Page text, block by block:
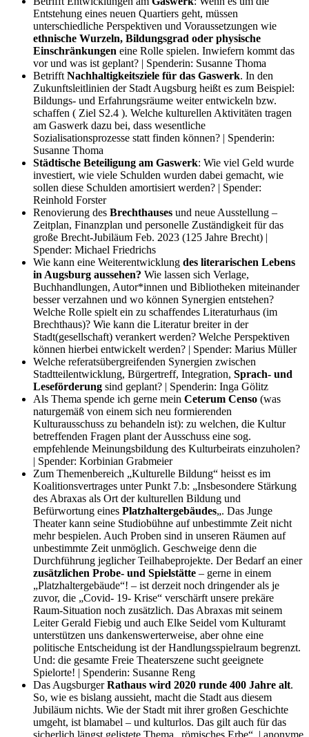
Entstehung eines neuen Quartiers geht, müssen
unterschiedliche Perspektiven und Voraussetzungen wie
ethnische Wurzeln, Bildungsgrad oder physische
Einschränkungen eine Rolle spielen. Inwiefern kommt das
vor und was ist geplant? | Spenderin: Susanne Thoma
Betrifft Nachhaltigkeitsziele für das Gaswerk. In den
Zukunftsleitlinien der Stadt Augsburg heißt es zum Beispiel:
Bildungs- und Erfahrungsräume weiter entwickeln bzw.
schaffen ( Ziel S2.4 ). Welche kulturellen Aktivitäten tragen
am Gaswerk dazu bei, dass wesentliche
Sozialisationsprozesse statt finden können? | Spenderin:
Susanne Thoma
Städtische Beteiligung am Gaswerk: Wie viel Geld wurde
investiert, wie viele Schulden wurden dabei gemacht, wie
sollen diese Schulden amortisiert werden? | Spender:
Reinhold Forster
Renovierung des Brechthauses und neue Ausstellung –
Zeitplan, Finanzplan und personelle Zuständigkeit für das
große Brecht-Jubiläum Feb. 2023 (125 Jahre Brecht) |
Spender: Michael Friedrichs
Wie kann eine Weiterentwicklung des literarischen Lebens
in Augsburg aussehen? Wie lassen sich Verlage,
Buchhandlungen, Autor*innen und Bibliotheken miteinander
besser verzahnen und wo können Synergien entstehen?
Welche Rolle spielt ein zu schaffendes Literaturhaus (im
Brechthaus)? Wie kann die Literatur breiter in der
Stadt(gesellschaft) verankert werden? Welche Perspektiven
können hierbei entwickelt werden? | Spender: Marius Müller
Welche referatsübergreifenden Synergien zwischen
Stadtteilentwicklung, Bürgertreff, Integration, Sprach- und
Leseförderung sind geplant? | Spenderin: Inga Gölitz
Als Thema spende ich gerne mein Ceterum Censo (was
naturgemäß von einem sich neu formierenden
Kulturausschuss zu behandeln ist): zu welchen, die Kultur
betreffenden Fragen plant der Ausschuss eine sog.
empfehlende Meinungsbildung des Kulturbeirats einzuholen?
| Spender: Korbinian Grabmeier
Zum Themenbereich „Kulturelle Bildung“ heisst es im
Koalitionsvertrages unter Punkt 7.b: „Insbesondere Stärkung
des Abraxas als Ort der kulturellen Bildung und
Befürwortung eines Platzhaltergebäudes„. Das Junge
Theater kann seine Studiobühne auf unbestimmte Zeit nicht
mehr bespielen. Auch Proben sind in unseren Räumen auf
unbestimmte Zeit unmöglich. Geschweige denn die
Durchführung jeglicher Teilhabeprojekte. Der Bedarf an einer
zusätzlichen Probe- und Spielstätte – gerne in einem
„Platzhaltergebäude“! – ist derzeit noch dringender als je
zuvor, die „Covid- 19- Krise“ verschärft unsere prekäre
Raum-Situation noch zusätzlich. Das Abraxas mit seinem
Leiter Gerald Fiebig und auch Elke Seidel vom Kulturamt
unterstützen uns dankenswerterweise, aber ohne eine
politische Entscheidung ist der Handlungsspielraum begrenzt.
Und: die gesamte Freie Theaterszene sucht geeignete
Spielorte! | Spenderin: Susanne Reng
Das AugsburgerRathaus wird 2020 runde 400 Jahre alt.
So, wie es bislang aussieht, macht die Stadt aus diesem
Jubiläum nichts. Wie der Stadt mit ihrer großen Geschichte
umgeht, ist blamabel – und kulturlos. Das gilt auch für das
sicherlich längst gelistete Thema „römisches Erbe“. | anonyme